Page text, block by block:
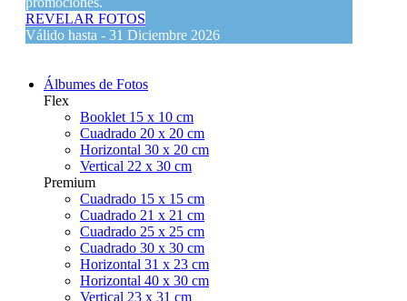
REVELAR FOTOS
Válido hasta - 31 Diciembre 2026
Álbumes de Fotos
Flex
Booklet 15 x 10 cm
Cuadrado 20 x 20 cm
Horizontal 30 x 20 cm
Vertical 22 x 30 cm
Premium
Cuadrado 15 x 15 cm
Cuadrado 21 x 21 cm
Cuadrado 25 x 25 cm
Cuadrado 30 x 30 cm
Horizontal 31 x 23 cm
Horizontal 40 x 30 cm
Vertical 23 x 31 cm